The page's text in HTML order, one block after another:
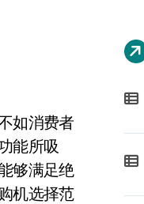
如消费者
能所吸
够满足绝
机选择范